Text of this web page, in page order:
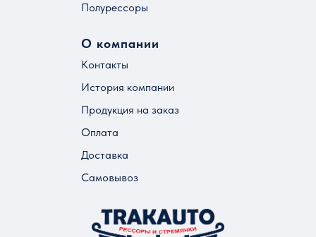
Полурессоры
О компании
Контакты
История компании
Продукция на заказ
Оплата
Доставка
Самовывоз